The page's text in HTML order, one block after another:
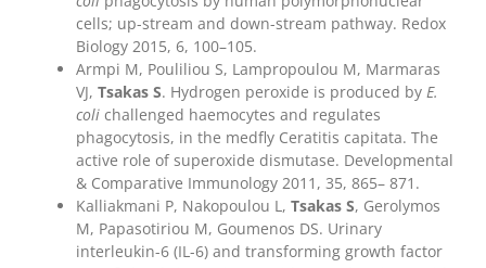
cells; up-stream and down-stream pathway. Redox
Biology 2015, 6, 100–105.
Armpi M, Pouliliou S, Lampropoulou M, Marmaras
VJ, Tsakas S. Hydrogen peroxide is produced by E.
coli challenged haemocytes and regulates
phagocytosis, in the medfly Ceratitis capitata. The
active role of superoxide dismutase. Developmental
& Comparative Immunology 2011, 35, 865– 871.
Kalliakmani P, Nakopoulou L, Tsakas S, Gerolymos
M, Papasotiriou Μ, Goumenos DS. Urinary
interleukin-6 (IL-6) and transforming growth factor